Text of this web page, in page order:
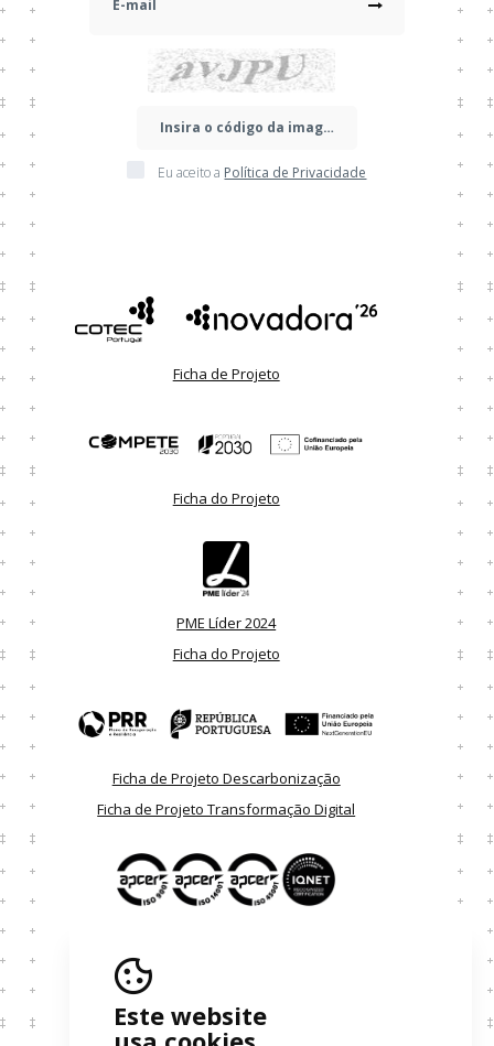
Eu aceito a Política de Privacidade
Ficha de Projeto
Ficha do Projeto
PME Líder 2024
Ficha do Projeto
Ficha de Projeto Descarbonização
Ficha de Projeto Transformação Digital
Resolução Extrajudicial de Litígios
Política de Privacidade
Este website